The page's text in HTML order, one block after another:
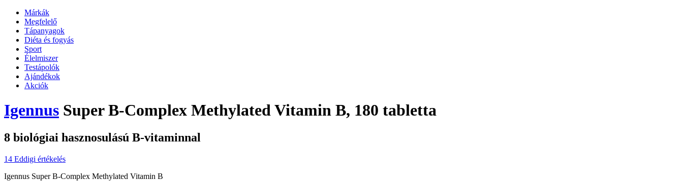
Márkák
Megfelelő
Tápanyagok
Diéta és fogyás
Sport
Élelmiszer
Testápolók
Ajándékok
Akciók
Igennus Super B-Complex Methylated Vitamin B, 180 tabletta
8 biológiai hasznosulású B-vitaminnal
14 Eddigi értékelés
Igennus Super B-Complex Methylated Vitamin B